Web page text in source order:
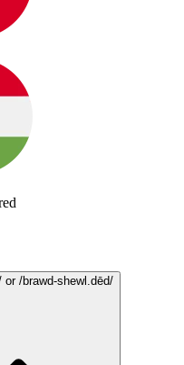
or /brawd-shewl.dēd/